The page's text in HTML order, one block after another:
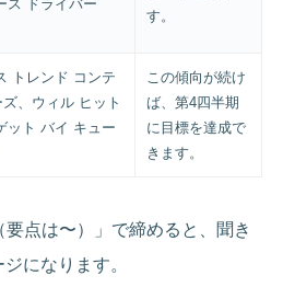
ス ドライバー
す。
トレンド コンテ
ズ、ウィル ヒット
ット バイ キュー
この傾向が続け
ば、第4四半期
に目標を達成で
きます。
要点は〜）」で締めると、聞き
になります。